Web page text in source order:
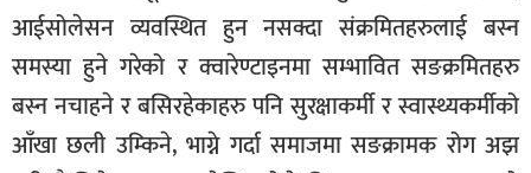
आईसोलेसन व्यवस्थित हुन नसक्दा संक्रमितहरुलाई बस्न
समस्या हुने गरेको र क्वारेण्टाइनमा सम्भावित सङक्रमितहरु
बस्न नचाहने र बसिरहेकाहरु पनि सुरक्षाकर्मी र स्वास्थ्यकर्मीको
आँखा छली उम्किने, भाग्ने गर्दा समाजमा सङक्रामक रोग अझ